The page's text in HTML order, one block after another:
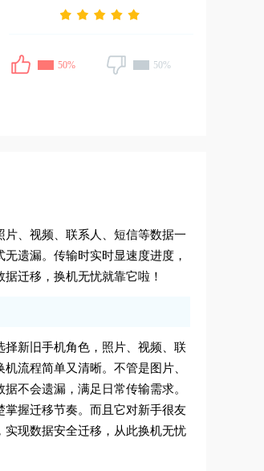
50% 50%
、视频、联系人、短信等数据一
遗漏。传输时实时显速度进度，
迁移，换机无忧就靠它啦！
新旧手机角色，照片、视频、联
流程简单又清晰。不管是图片、
不会遗漏，满足日常传输需求。
握迁移节奏。而且它对新手很友
现数据安全迁移，从此换机无忧